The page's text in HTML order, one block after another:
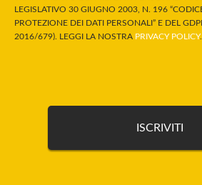
LEGISLATIVO 30 GIUGNO 2003, N. 196
PROTEZIONE DEI DATI PERSONALI” E DEL
2016/679). LEGGI LA NOSTRA PRIVACY POLICY.